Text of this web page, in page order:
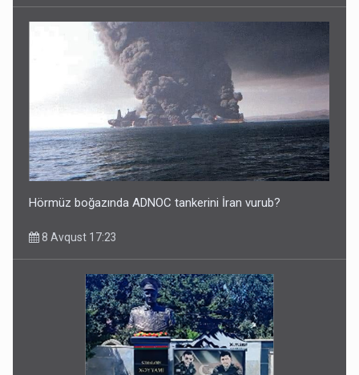
Hörmüz boğazında ADNOC tankerini İran vurub?
8 Avqust 17:23